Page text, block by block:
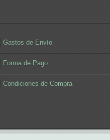
Gastos de Envío
Forma de Pago
Condiciones de Compra